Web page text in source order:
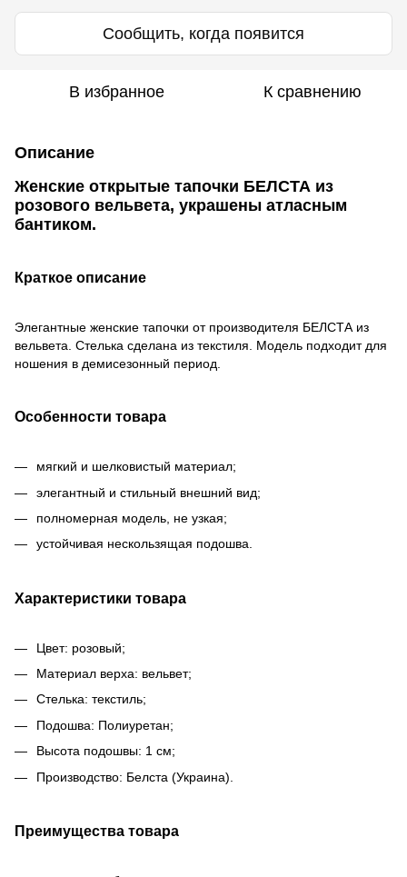
Сообщить, когда появится
В избранное К сравнению
Описание
Женские открытые тапочки БЕЛСТА из
розового вельвета, украшены атласным
бантиком.
Краткое описание
Элегантные женские тапочки от производителя БЕЛСТА из
вельвета. Стелька сделана из текстиля. Модель подходит для
ношения в демисезонный период.
Особенности товара
мягкий и шелковистый материал;
элегантный и стильный внешний вид;
полномерная модель, не узкая;
устойчивая нескользящая подошва.
Характеристики товара
Цвет: розовый;
Материал верха: вельвет;
Стелька: текстиль;
Подошва: Полиуретан;
Высота подошвы: 1 см;
Производство: Белста (Украина).
Преимущества товара